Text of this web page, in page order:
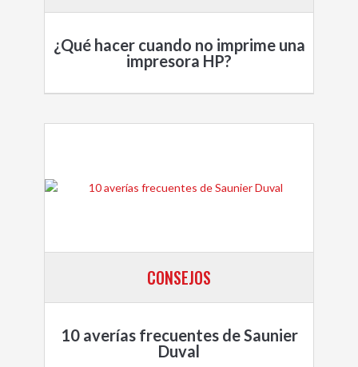
¿Qué hacer cuando no imprime una
impresora HP?
CONSEJOS
10 averías frecuentes de Saunier
Duval